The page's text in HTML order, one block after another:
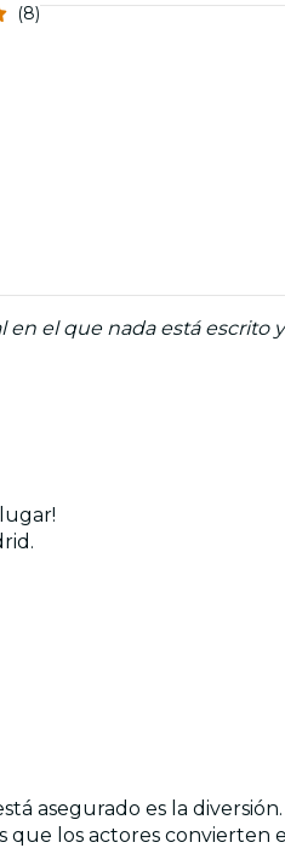
(8)
el que nada está escrito
asegurado es la
los actores convierten